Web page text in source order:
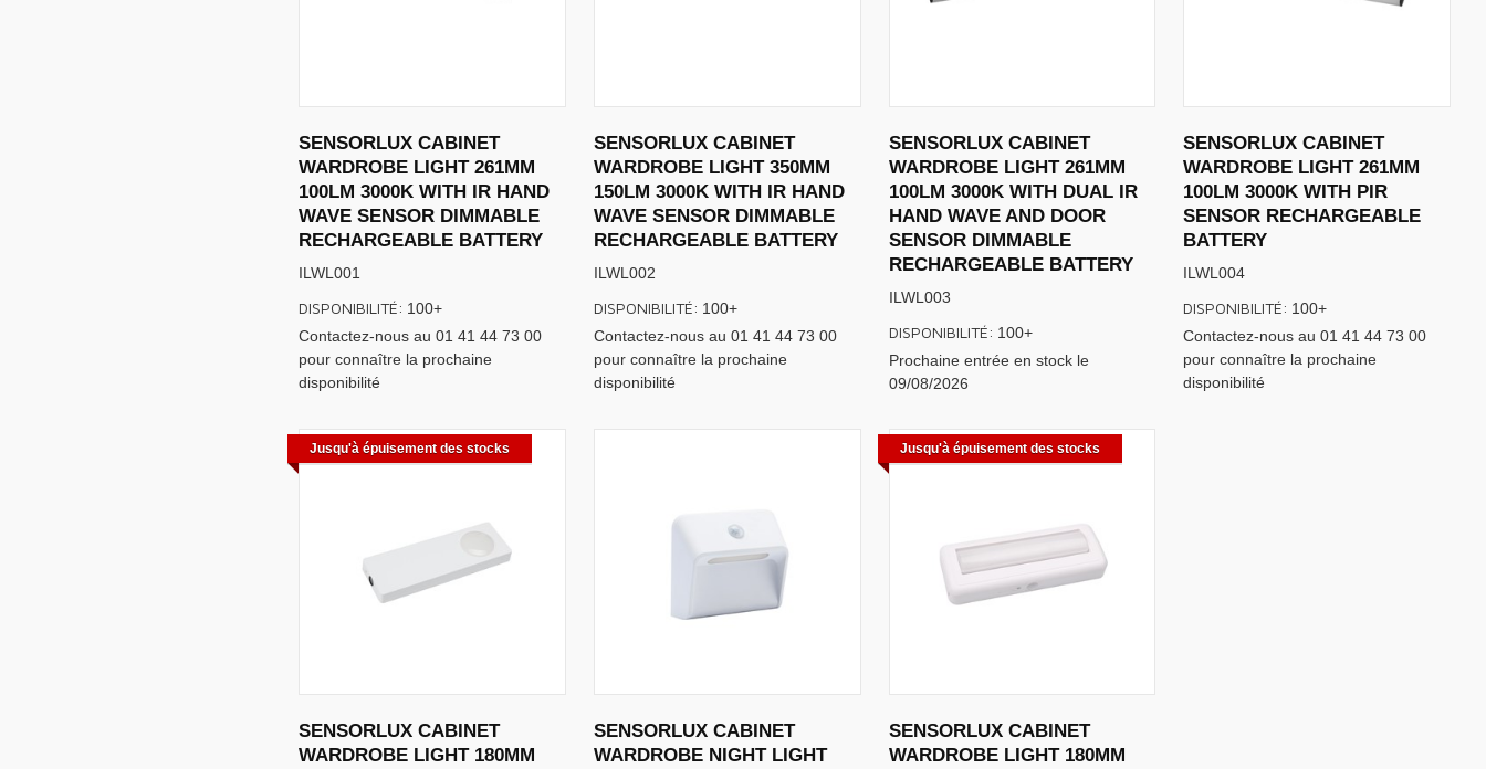
SENSORLUX CABINET
WARDROBE LIGHT 261MM
100LM 3000K WITH IR HAND
WAVE SENSOR DIMMABLE
RECHARGEABLE BATTERY
ILWL001
Contactez-nous au 01 41 44 73 00
pour connaître la prochaine
disponibilité
DISPONIBILITÉ: 100+
SENSORLUX CABINET
WARDROBE LIGHT 350MM
150LM 3000K WITH IR HAND
WAVE SENSOR DIMMABLE
RECHARGEABLE BATTERY
ILWL002
Contactez-nous au 01 41 44 73 00
pour connaître la prochaine
disponibilité
DISPONIBILITÉ: 100+
SENSORLUX CABINET
WARDROBE LIGHT 261MM
100LM 3000K WITH DUAL IR
HAND WAVE AND DOOR
SENSOR DIMMABLE
RECHARGEABLE BATTERY
ILWL003
Prochaine entrée en stock le
09/08/2026
DISPONIBILITÉ: 100+
SENSORLUX CABINET
WARDROBE LIGHT 261MM
100LM 3000K WITH PIR
SENSOR RECHARGEABLE
BATTERY
ILWL004
Contactez-nous au 01 41 44 73 00
pour connaître la prochaine
disponibilité
DISPONIBILITÉ: 100+
Jusqu'à épuisement des stocks
SENSORLUX CABINET
WARDROBE LIGHT 180MM
SENSORLUX CABINET
WARDROBE NIGHT LIGHT
Jusqu'à épuisement des stocks
SENSORLUX CABINET
WARDROBE LIGHT 180MM